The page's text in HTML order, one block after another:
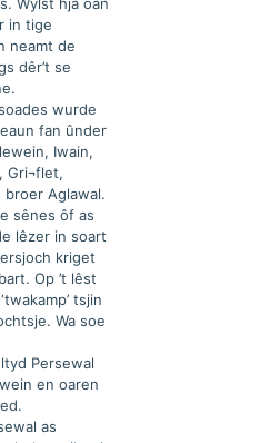
in tige
neamt de
dêr’t se
wurde
fan ûnder
Iwain,
Gri¬flet,
broer Aglawal.
sênes ôf as
lêzer in soart
kriget
Op ’t lêst
tsjin
Wa soe
Persewal
en oaren
as